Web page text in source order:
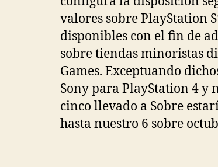
valores sobre PlayStation
disponibles con el fin de
sobre tiendas minoristas
Games. Exceptuando
Sony para PlayStation 4 y
cinco llevado a Sobre
hasta nuestro 6 sobre